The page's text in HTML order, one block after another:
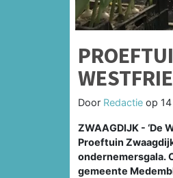
Door Redactie op
ZWAAGDIJK - ‘De
Proeftuin
ondernemersgala.
gemeente